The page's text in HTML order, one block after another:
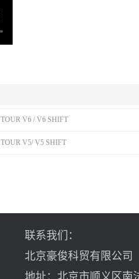
TOUR V6 / V6 SHIFT
TOUR V5/ V5 SHIFT
联系我们：
北京豪俊科贸有限公司
地址：北京市顺义区南